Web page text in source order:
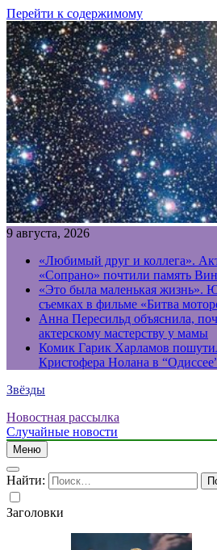
Перейти к содержимому
9 августа, 2026
«Любимый друг и коллега».
«Сопрано» почтили память
«Это была маленькая жизнь».
съемках в фильме «Битва
Анна Пересильд объяснила,
актерскому мастерству у мамы
Комик Гарик Харламов
Кристофера Нолана в
Звёзды
Новостная рассылка
Случайные новости
Меню
Найти:
Заголовки